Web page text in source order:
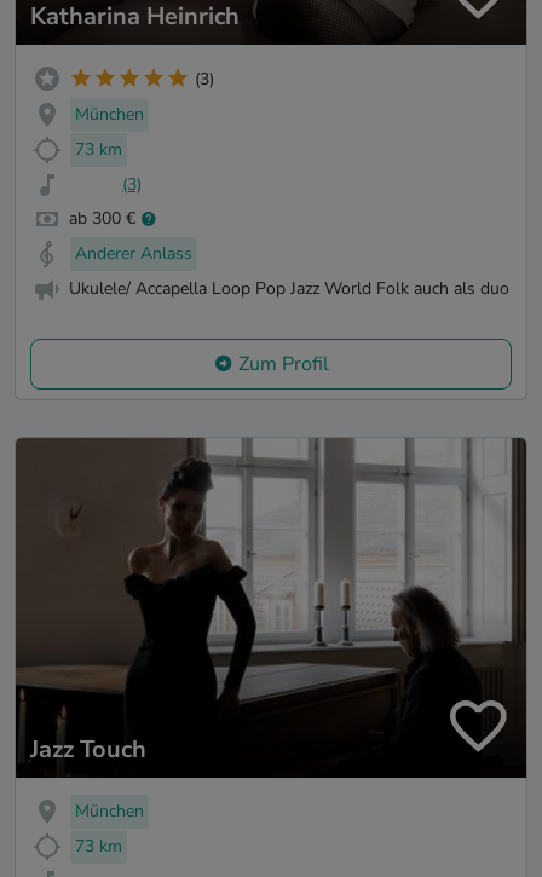
Katharina Heinrich
(3)
München
73 km
(3)
ab 300 €
Anderer Anlass
Ukulele/ Accapella Loop Pop Jazz World Folk auch als duo
Zum Profil
Jazz Touch
München
73 km